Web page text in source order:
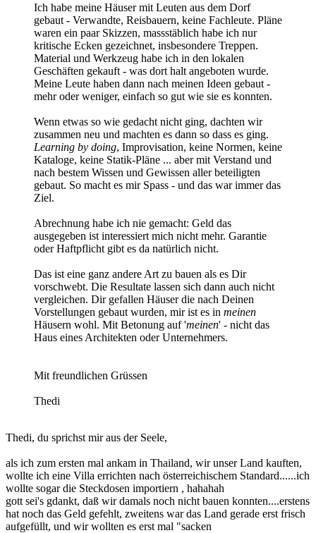
Ich habe meine Häuser mit Leuten aus dem Dorf
gebaut - Verwandte, Reisbauern, keine Fachleute. Pläne
waren ein paar Skizzen, massstäblich habe ich nur
kritische Ecken gezeichnet, insbesondere Treppen.
Material und Werkzeug habe ich in den lokalen
Geschäften gekauft - was dort halt angeboten wurde.
Meine Leute haben dann nach meinen Ideen gebaut -
mehr oder weniger, einfach so gut wie sie es konnten.
Wenn etwas so wie gedacht nicht ging, dachten wir
zusammen neu und machten es dann so dass es ging.
Learning by doing, Improvisation, keine Normen, keine
Kataloge, keine Statik-Pläne ... aber mit Verstand und
nach bestem Wissen und Gewissen aller beteiligten
gebaut. So macht es mir Spass - und das war immer das
Ziel.
Abrechnung habe ich nie gemacht: Geld das
ausgegeben ist interessiert mich nicht mehr. Garantie
oder Haftpflicht gibt es da natürlich nicht.
Das ist eine ganz andere Art zu bauen als es Dir
vorschwebt. Die Resultate lassen sich dann auch nicht
vergleichen. Dir gefallen Häuser die nach Deinen
Vorstellungen gebaut wurden, mir ist es in meinen
Häusern wohl. Mit Betonung auf 'meinen' - nicht das
Haus eines Architekten oder Unternehmers.
Mit freundlichen Grüssen
Thedi
Thedi, du sprichst mir aus der Seele,
als ich zum ersten mal ankam in Thailand, wir unser Land kauften,
wollte ich eine Villa errichten nach österreichischem Standard......ich
wollte sogar die Steckdosen importiern , hahahah
gott sei's gdankt, daß wir damals noch nicht bauen konnten....erstens
hat noch das Geld gefehlt, zweitens war das Land gerade erst frisch
aufgefüllt, und wir wollten es erst mal "sacken